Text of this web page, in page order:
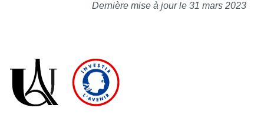
Dernière mise à jour le 31 mars 2023